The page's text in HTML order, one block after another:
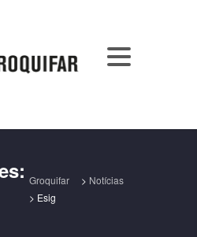
Groquifar > Notícias
> Esig